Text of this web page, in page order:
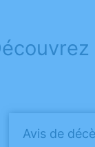
Avis de